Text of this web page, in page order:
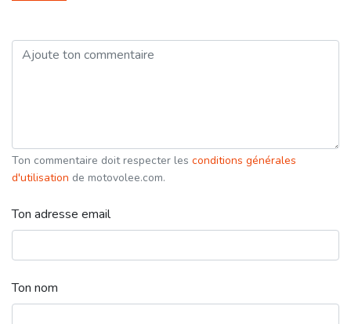
Ton commentaire doit respecter les conditions générales
d'utilisation de motovolee.com.
Ton adresse email
Ton nom